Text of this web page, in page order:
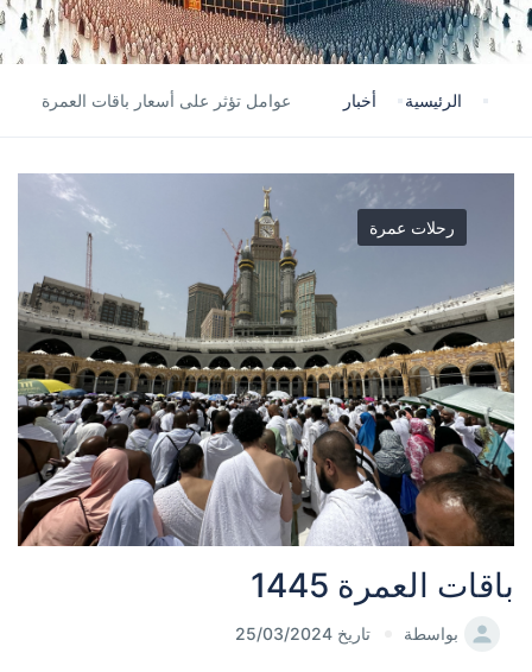
الرئيسية أخبار عوامل تؤثر على أسعار باقات العمرة
رحلات عمرة
باقات العمرة 1445
بواسطة تاريخ 25/03/2024